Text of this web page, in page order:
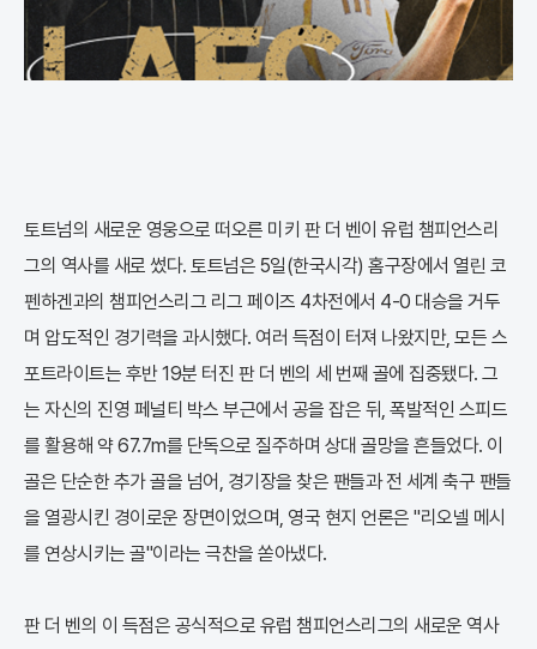
토트넘의 새로운 영웅으로 떠오른 미키 판 더 벤이 유럽 챔피언스리
그의 역사를 새로 썼다. 토트넘은 5일(한국시각) 홈구장에서 열린 코
펜하겐과의 챔피언스리그 리그 페이즈 4차전에서 4-0 대승을 거두
며 압도적인 경기력을 과시했다. 여러 득점이 터져 나왔지만, 모든 스
포트라이트는 후반 19분 터진 판 더 벤의 세 번째 골에 집중됐다. 그
는 자신의 진영 페널티 박스 부근에서 공을 잡은 뒤, 폭발적인 스피드
를 활용해 약 67.7m를 단독으로 질주하며 상대 골망을 흔들었다. 이
골은 단순한 추가 골을 넘어, 경기장을 찾은 팬들과 전 세계 축구 팬들
을 열광시킨 경이로운 장면이었으며, 영국 현지 언론은 "리오넬 메시
를 연상시키는 골"이라는 극찬을 쏟아냈다.
판 더 벤의 이 득점은 공식적으로 유럽 챔피언스리그의 새로운 역사